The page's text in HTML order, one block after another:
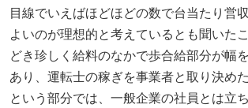
目線でいえばほどほどの数で台当たり営
よいのが理想的と考えているとも聞いた
どき珍しく給料のなかで歩合給部分が幅
あり、運転士の稼ぎを事業者と取り決め
という部分では、一般企業の社員とは立